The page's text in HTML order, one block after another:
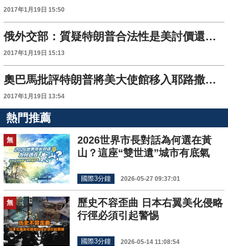
2017年1月19日 15:50
俄外交部：質疑特朗普合法性是美討價還價的行為
2017年1月19日 15:13
奧巴馬批評特朗普將美大使館移入耶路撒冷計劃
2017年1月19日 13:54
熱門推薦
無
2026世界市長對話為何選在黃
山？這座“雙世遺”城市有底氣
國際3分鐘 2026-05-27 09:37:01
無
歷史不容歪曲 日本右翼美化侵略
行徑必須引起警惕
國際3分鐘 2026-05-14 11:08:54